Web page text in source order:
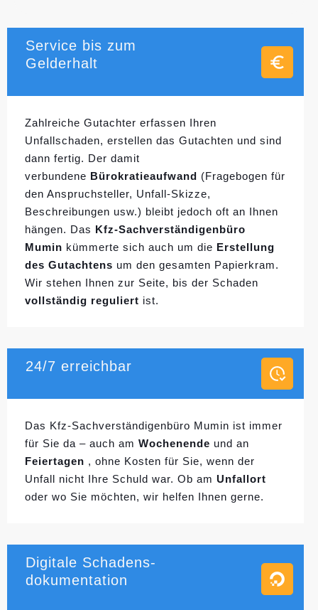
Service bis zum
Gelderhalt
Zahlreiche Gutachter erfassen Ihren
Unfallschaden, erstellen das Gutachten und sind
dann fertig. Der damit
verbundene Bürokratieaufwand (Fragebogen für
den Anspruchsteller, Unfall-Skizze,
Beschreibungen usw.) bleibt jedoch oft an Ihnen
hängen. Das Kfz-Sachverständigenbüro
Mumin kümmerte sich auch um die Erstellung
des Gutachtens um den gesamten Papierkram.
Wir stehen Ihnen zur Seite, bis der Schaden
vollständig reguliert ist.
24/7 erreichbar
Das Kfz-Sachverständigenbüro Mumin ist immer
für Sie da – auch am Wochenende und an
Feiertagen , ohne Kosten für Sie, wenn der
Unfall nicht Ihre Schuld war. Ob am Unfallort
oder wo Sie möchten, wir helfen Ihnen gerne.
Digitale Schadens-
dokumentation